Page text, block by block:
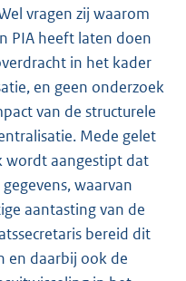
vragen zij waarom
PIA heeft laten doen
in het kader
en geen onderzoek
van de structurele
Mede gelet
wordt aangestipt dat
waarvan
aantasting van de
bereid dit
en daarbij ook de